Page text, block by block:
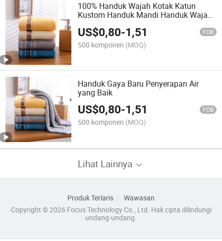
100% Handuk Wajah Kotak Katun
Kustom Handuk Mandi Handuk Wajah
US$0,80-1,51 FOB
500 komponen (MOQ)
Handuk Gaya Baru Penyerapan Air
yang Baik
US$0,80-1,51 FOB
500 komponen (MOQ)
Lihat Lainnya
Produk Terlaris
Wawasan
Copyright © 2026 Focus Technology Co., Ltd. Hak cipta dilindungi
undang-undang.